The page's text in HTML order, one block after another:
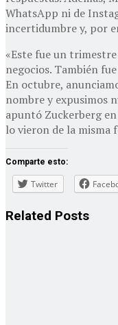
WhatsApp ni de
incertidumbre y, por
«Este fue un
negocios. También
En octubre,
nombre y expusimos
apuntó Zuckerberg
lo vieron de la misma
Comparte esto:
Twitter
Related Posts